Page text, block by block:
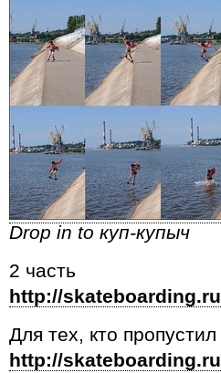
Drop in to куп-купыч
2 часть
http://
Для тех, кто пропустил
http://